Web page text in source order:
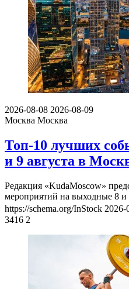
2026-08-08 2026-08-09
Москва Москва
Топ-10 лучших
и 9 августа в
Редакция «KudaMoscow»
мероприятий на выходные 8 и
https://schema.org/InStock 2026-
3416 2